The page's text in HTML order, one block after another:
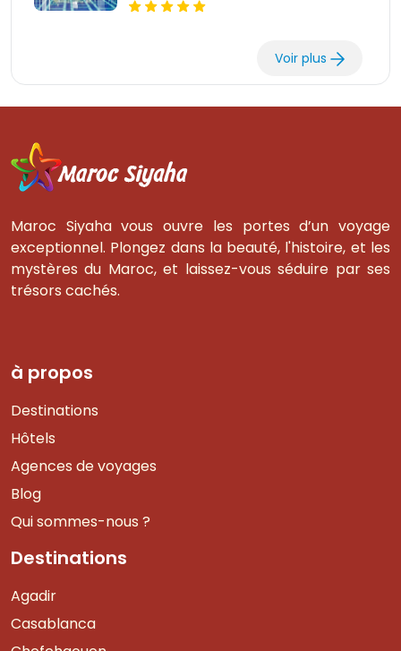
Voir plus
Maroc Siyaha vous ouvre les portes d’un voyage
exceptionnel. Plongez dans la beauté, l'histoire, et les
mystères du Maroc, et laissez-vous séduire par ses
trésors cachés.
à propos
Destinations
Hôtels
Agences de voyages
Blog
Qui sommes-nous ?
Destinations
Agadir
Casablanca